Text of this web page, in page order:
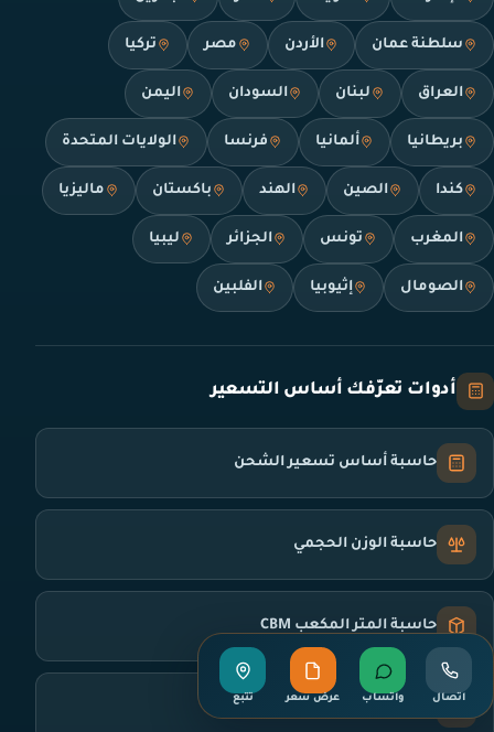
سلطنة عمان الأردن مصر تركيا
العراق لبنان السودان اليمن
بريطانيا ألمانيا فرنسا الولايات المتحدة
كندا الصين الهند باكستان ماليزيا
المغرب تونس الجزائر ليبيا
الصومال إثيوبيا الفلبين
أدوات تعرّفك أساس التسعير
حاسبة أساس تسعير الشحن
حاسبة الوزن الحجمي
حاسبة المتر المكعب CBM
محوّل وحدات الشحن
اتصال واتساب عرض سعر تتبع